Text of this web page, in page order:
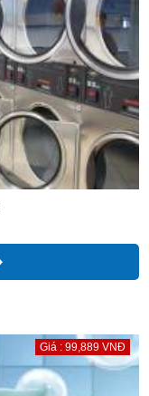
Giá : 99,889 VNĐ